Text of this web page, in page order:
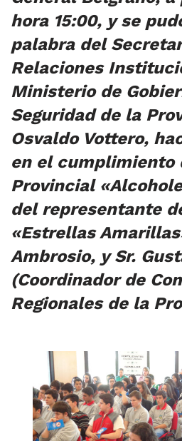
hora 15:00, y se
palabra del
Relaciones
Ministerio de
Seguridad de la
Osvaldo Vottero,
en el cumplimiento
Provincial
del representante
«Estrellas
Ambrosio, y Sr.
(Coordinador de
Regionales de la